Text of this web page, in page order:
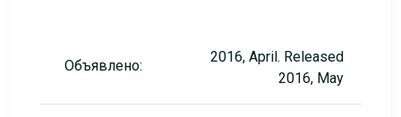
Объявлено:
2016, April. Released
2016, May